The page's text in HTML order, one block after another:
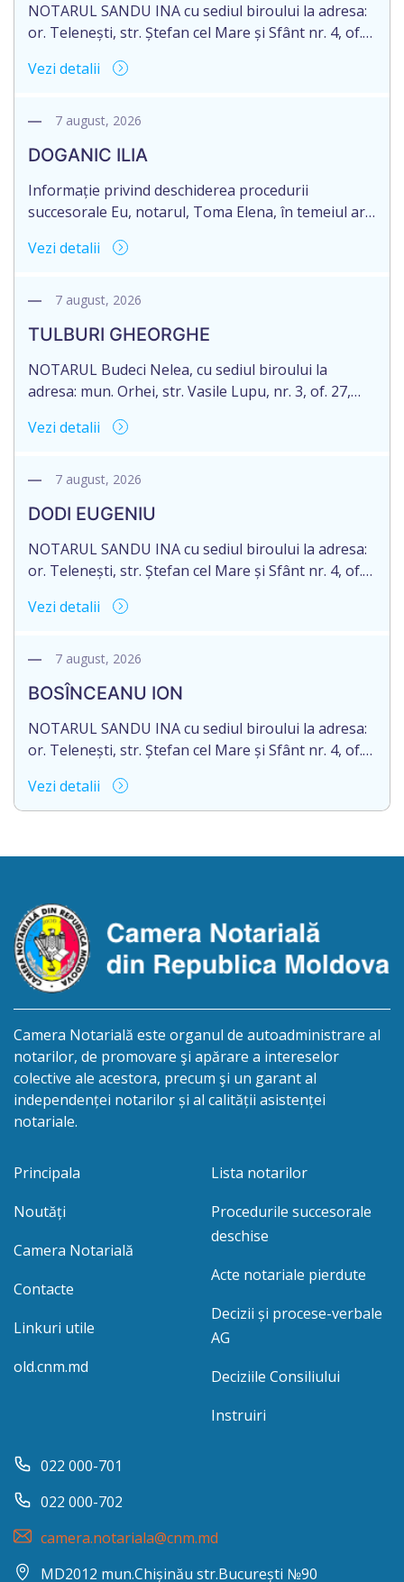
NOTARUL SANDU INA cu sediul biroului la adresa:
or. Telenești, str. Ștefan cel Mare și Sfânt nr. 4, of.
succesorale în urma decesului cet. MORARI
2005035073658, decedat/ă la data de 09.03.2026
Eliberarea certificatului de moștenitor este […]
Vezi detalii
7 august, 2026
DOGANIC ILIA
Informație privind deschiderea procedurii
succesorale Eu, notarul, Toma Elena, în temeiul art.
notific Moștenitorii/ persoană care are un interes
notariale în urma decesului cet. DOGANIC ILIA,
2007040006216. Eliberarea certificatului de
moștenitor este planificată în prealabil pentru […]
Vezi detalii
7 august, 2026
TULBURI GHEORGHE
NOTARUL Budeci Nelea, cu sediul biroului la
adresa: mun. Orhei, str. Vasile Lupu, nr. 3, of. 27,
în urma decesului cet. TULBURI GHEORGHE,
decedat/ă la 16 mai 2026. Eliberarea certificatului de
de 16.05.2027 termenul de opțiune pentru
acceptarea […]
Vezi detalii
7 august, 2026
DODI EUGENIU
NOTARUL SANDU INA cu sediul biroului la adresa:
or. Telenești, str. Ștefan cel Mare și Sfânt nr. 4, of.
succesorale în urma decesului cet. DODI EUGENIU,
2003035009604, decedat/ă la data de 12.01.2026
/doisprezece ianuarie anul două mii douăzeci și
șase/. Eliberarea certificatului de moștenitor este
[…]
Vezi detalii
7 august, 2026
BOSÎNCEANU ION
NOTARUL SANDU INA cu sediul biroului la adresa:
or. Telenești, str. Ștefan cel Mare și Sfânt nr. 4, of.
succesorale în urma decesului cet. BOSÎNCEANU
ION, născut/ă la 21.07.1980, cod personal
/cincisprezece mai anul două mii douăzeci și unu/.
Vezi detalii
Camera Notarială este organul de autoadministrare al
notarilor, de promovare şi apărare a intereselor
colective ale acestora, precum şi un garant al
independenței notarilor și al calității asistenței
notariale.
Principala
Noutăți
Camera Notarială
Contacte
Linkuri utile
old.cnm.md
Lista notarilor
Procedurile succesorale
deschise
Acte notariale pierdute
Decizii și procese-verbale
AG
Deciziile Consiliului
Instruiri
022 000-701
022 000-702
camera.notariala@cnm.md
MD2012 mun.Chișinău str.București №90